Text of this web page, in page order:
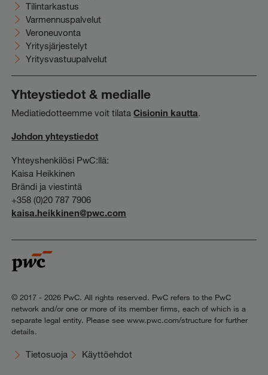
Tilintarkastus
Varmennuspalvelut
Veroneuvonta
Yritysjärjestelyt
Yritysvastuupalvelut
Yhteystiedot & medialle
Mediatiedotteemme voit tilataCisionin kautta.
Johdon yhteystiedot
Yhteyshenkilösi PwC:llä:
Kaisa Heikkinen
Brändi ja viestintä
+358 (0)20 787 7906
kaisa.heikkinen@pwc.com
© 2017 - 2026 PwC. All rights reserved. PwC refers to the PwC
network and/or one or more of its member firms, each of which is a
separate legal entity. Please see www.pwc.com/structure for further
details.
Tietosuoja Käyttöehdot